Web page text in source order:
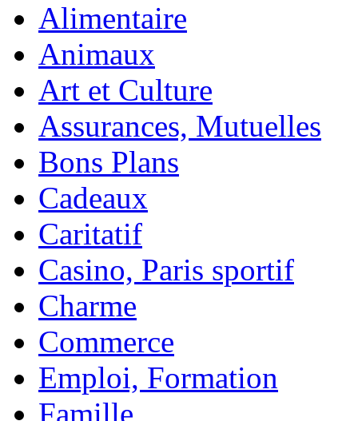
Alimentaire
Animaux
Art et Culture
Assurances, Mutuelles
Bons Plans
Cadeaux
Caritatif
Casino, Paris sportif
Charme
Commerce
Emploi, Formation
Famille